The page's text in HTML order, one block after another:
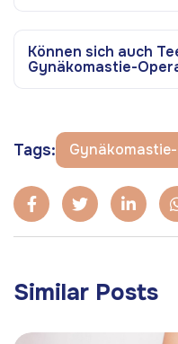
Können sich auch
Gynäkomastie-
Tags:
Similar Posts